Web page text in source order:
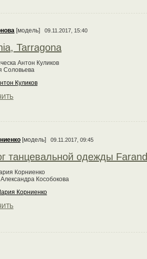
[модель] 09.11.2017, 15:40
Tarragona
Антон Куликов
Соловьева
Куликов
[модель] 09.11.2017, 09:45
танцевальной одежды
Корниенко
Кособокова
Корниенко